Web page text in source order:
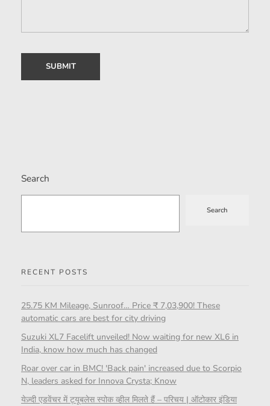
Search
Search
RECENT POSTS
25.75 KM Mileage, Sunroof… Price ₹ 7,03,900! These
automatic cars are best for city driving
Suzuki XL7 Facelift unveiled! Now waiting for new XL6 in
India, know how much has changed
Roar over car in BMC! 'Back pain' increased due to Scorpio
N, leaders asked for Innova Crysta; Know
येज़्दी एडवेंचर में ट्यूबलेस स्पोक व्हील मिलते हैं – परिचय | ऑटोकार इंडिया